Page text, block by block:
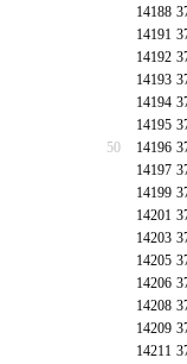
14188
14191
14192
14193
14194
14195
50
14196
14197
14199
14201
14203
14205
14206
14208
14209
14211